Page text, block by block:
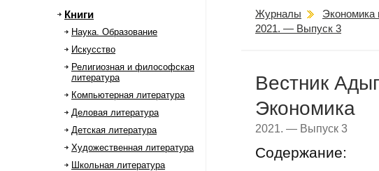
Книги
Наука. Образование
Искусство
Религиозная и философская
литература
Компьютерная литература
Деловая литература
Детская литература
Художественная литература
Школьная литература
Журналы Экономика
2021. — Выпуск 3
Вестник
Экономика
2021. — Выпуск 3
Содержание: